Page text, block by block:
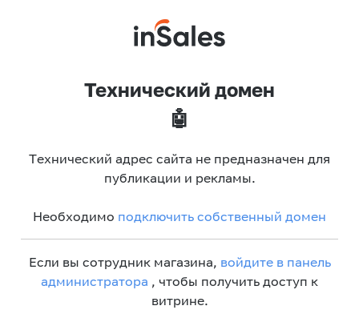
Технический домен
🤖
Технический адрес сайта не предназначен для
публикации и рекламы.
Необходимо подключить собственный домен
Если вы сотрудник магазина, войдите в панель
администратора , чтобы получить доступ к
витрине.